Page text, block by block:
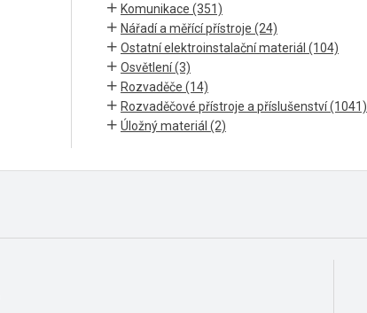
Komunikace (351)
Nářadí a měřící přístroje (24)
Ostatní elektroinstalační materiál (104)
Osvětlení (3)
Rozvaděče (14)
Rozvaděčové přístroje a příslušenství (1041)
Úložný materiál (2)